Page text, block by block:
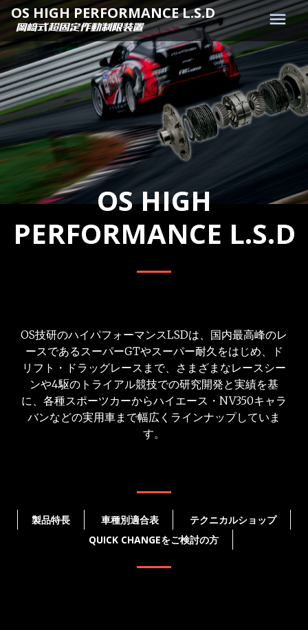
OS HIGH PERFORMANCE L.S.D menu
OS HIGH
PERFORMANCE L.S.D
OS技研のハイパフォーマンスLSDは、国内最高峰のレ
ースであるスーパーGTやスーパー耐久をはじめ、ド
リフト・ドラッグレースまで、さまざまなレースシー
ンや4駆のトライアル競技での研究開発と実績を基
に、各種スポーツカーからハイエース・NV350キャラ
バンなどの実用車まで幅広くラインナップしていま
す。
製品特長 車種別適合表
テクニカルショップ
QUICK CHANGEをご検討の方